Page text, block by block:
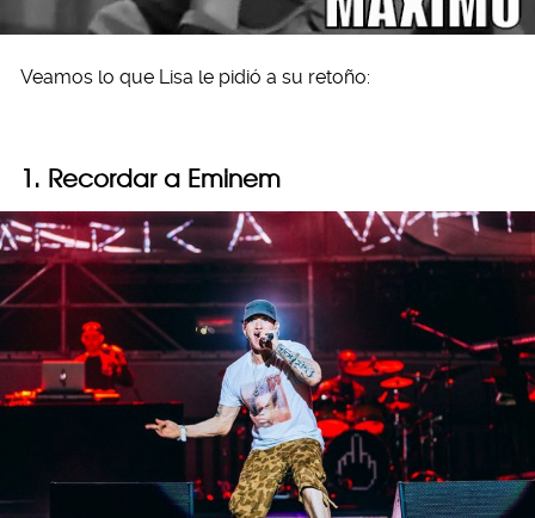
Veamos lo que Lisa le pidió a su retoño:
1. Recordar a Eminem